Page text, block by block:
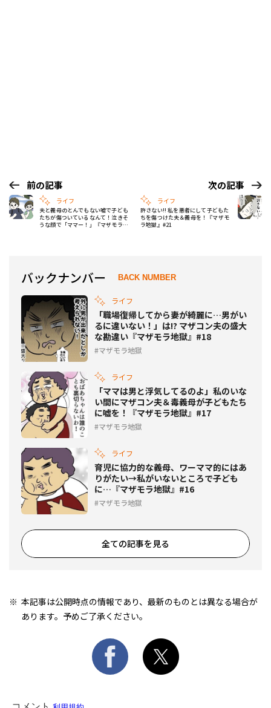
前の記事
ライフ
夫と義母のとんでもない嘘で子ども
たちが傷ついているなんて！泣きそ
うな顔で「ママー！」『マザモラ地
次の記事
ライフ
許さない!! 私を悪者にして子どもた
ちを傷つけた夫＆義母を！『マザモ
ラ地獄』#21
バックナンバー BACK NUMBER
ライフ
「職場復帰してから妻が綺麗に…男がい
るに違いない！」は!? マザコン夫の盛大
な勘違い『マザモラ地獄』#18
マザモラ地獄
ライフ
「ママは男と浮気してるのよ」私のいな
い間にマザコン夫＆毒義母が子どもたち
に嘘を！『マザモラ地獄』#17
マザモラ地獄
ライフ
育児に協力的な義母、ワーママ的にはあ
りがたい→私がいないところで子ども
に…『マザモラ地獄』#16
マザモラ地獄
全ての記事を見る
本記事は公開時点の情報であり、最新のものとは異なる場合が
あります。予めご了承ください。